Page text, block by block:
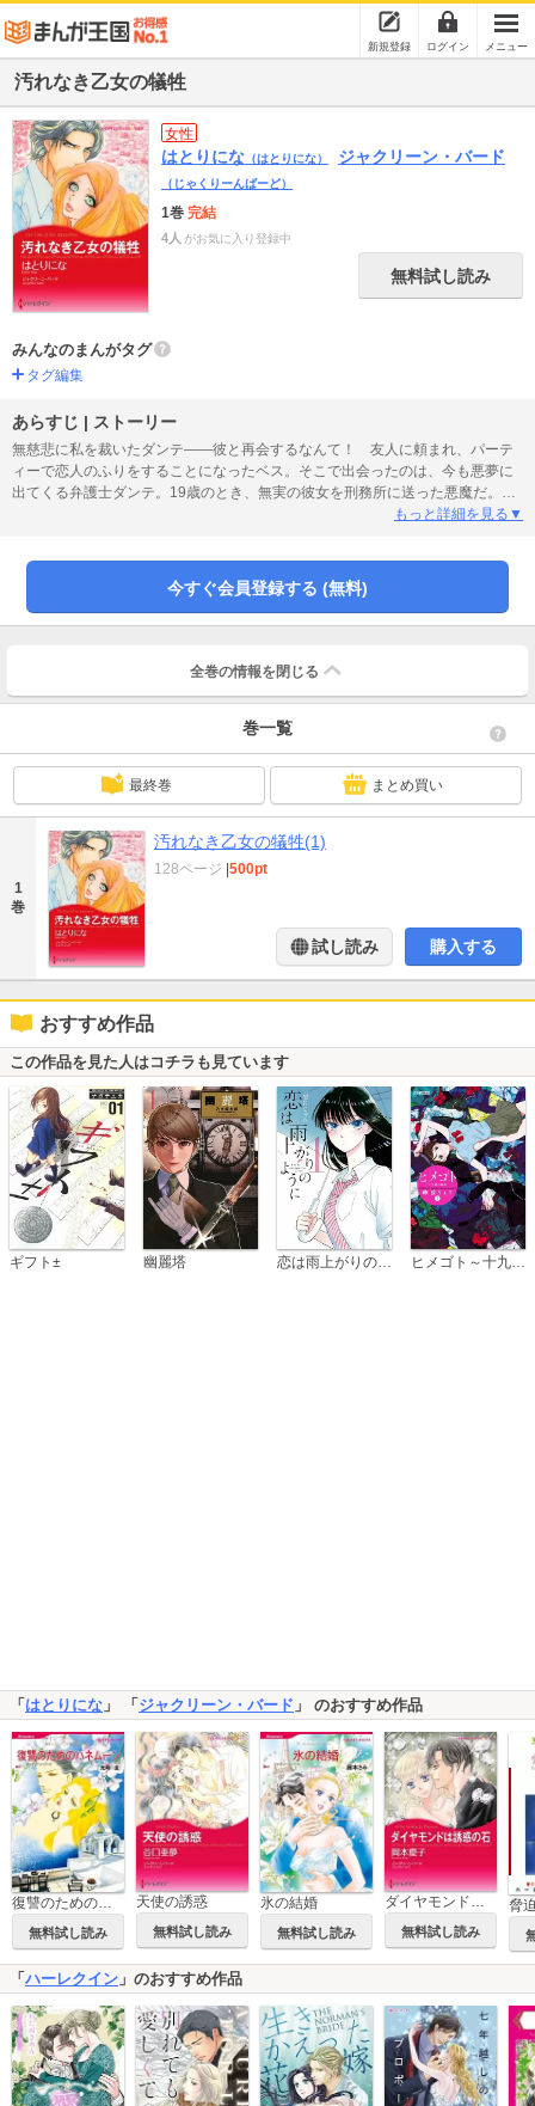
新規登録 ログイン メニュー
汚れなき乙女の犠牲
女性
はとりにな （はとりにな） ジャクリーン・バード
（じゃくりーんばーど）
1巻 完結
4人 がお気に入り登録中
無料試し読み
みんなのまんがタグ
タグ編集
あらすじ | ストーリー
無慈悲に私を裁いたダンテ――彼と再会するなんて！ 友人に頼まれ、パーテ
ィーで恋人のふりをすることになったベス。そこで出会ったのは、今も悪夢に
出てくる弁護士ダンテ。19歳のとき、無実の彼女を刑務所に送った悪魔だ。名
前も過去も捨て、ようやく新しい人生を手に入れたのに。憎々しい敵のはずな
おぼえていないの？ ダンテは公衆の面前でベスの唇を濃厚に奪い、激しく求
もっと詳細を見る▼
今すぐ会員登録する (無料)
全巻の情報を 閉じる
巻一覧
最終巻 まとめ買い
1
巻
汚れなき乙女の犠牲(1)
128ページ 500pt
試し読み 購入する
おすすめ作品
この作品を見た人はコチラも見ています
ギフト± 幽麗塔 恋は雨上がりのように ヒメゴト～十九歳の制服～
「 はとりにな 」 「 ジャクリーン・バード 」 のおすすめ作品
無料試し読み
天使の誘惑
無料試し読み
氷の結婚
無料試し読み
ダイヤモンドは誘惑の石
無料試し読み
脅
「 ハーレクイン 」のおすすめ作品